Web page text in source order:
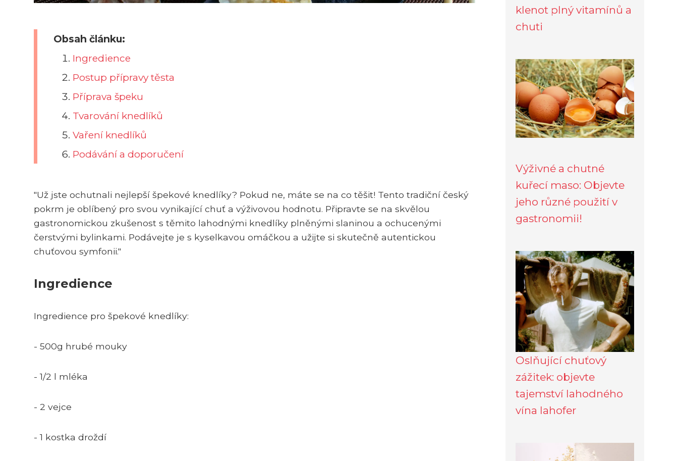
Obsah článku:
Ingredience
Postup přípravy těsta
Příprava špeku
Tvarování knedlíků
Vaření knedlíků
Podávání a doporučení
"Už jste ochutnali nejlepší špekové knedlíky? Pokud ne, máte se na co těšit! Tento tradiční český
pokrm je oblíbený pro svou vynikající chuť a výživovou hodnotu. Připravte se na skvělou
gastronomickou zkušenost s těmito lahodnými knedlíky plněnými slaninou a ochucenými
čerstvými bylinkami. Podávejte je s kyselkavou omáčkou a užijte si skutečně autentickou
chuťovou symfonii."
Ingredience
Ingredience pro špekové knedlíky:
- 500g hrubé mouky
- 1/2 l mléka
- 2 vejce
- 1 kostka droždí
klenot plný vitamínů a
chuti
Výživné a chutné
kuřecí maso: Objevte
jeho různé použití v
gastronomii!
Oslňující chuťový
zážitek: objevte
tajemství lahodného
vína lahofer